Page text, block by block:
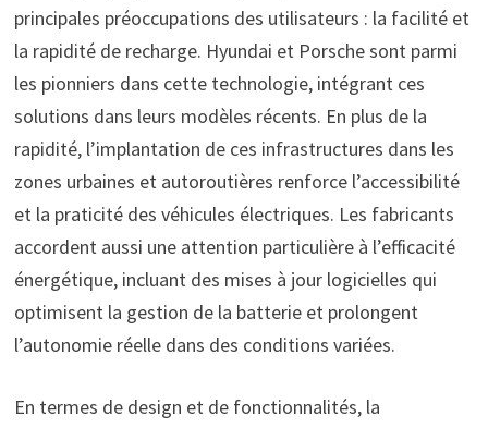
principales préoccupations des utilisateurs : la facilité et
la rapidité de recharge. Hyundai et Porsche sont parmi
les pionniers dans cette technologie, intégrant ces
solutions dans leurs modèles récents. En plus de la
rapidité, l’implantation de ces infrastructures dans les
zones urbaines et autoroutières renforce l’accessibilité
et la praticité des véhicules électriques. Les fabricants
accordent aussi une attention particulière à l’efficacité
énergétique, incluant des mises à jour logicielles qui
optimisent la gestion de la batterie et prolongent
l’autonomie réelle dans des conditions variées.
En termes de design et de fonctionnalités, la